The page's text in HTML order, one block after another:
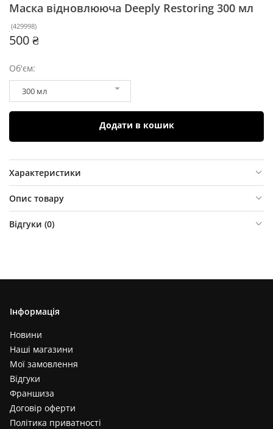
Маска відновлююча Deeply Restoring 300 мл
(429998)
500 ₴
Об'єм:
300 мл
Додати в кошик
Характеристики
Опис товару
Відгуки (0)
Інформація
Новини
Наші магазини
Мої замовлення
Відгуки
Франшиза
Договір оферти
Політика приватності